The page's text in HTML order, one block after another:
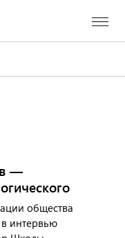
—
общества
интервью